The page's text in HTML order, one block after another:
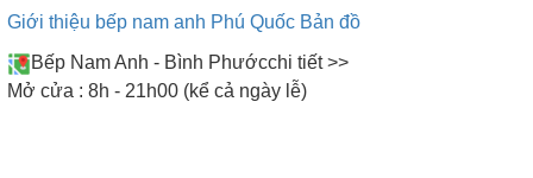
Giới thiệu bếp nam anh Phú Quốc Bản đồ
Bếp Nam Anh - Bình Phướcchi tiết >>
Mở cửa : 8h - 21h00 (kể cả ngày lễ)